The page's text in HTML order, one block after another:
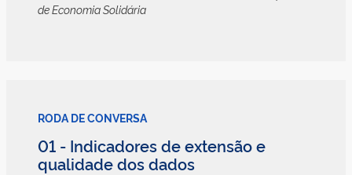
de Economia Solidária
RODA DE CONVERSA
01 - Indicadores de extensão e
qualidade dos dados